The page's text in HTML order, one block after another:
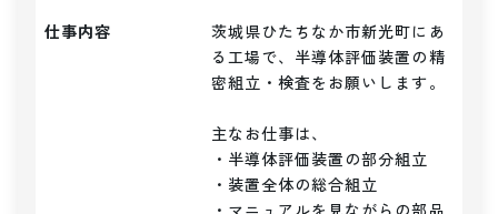
仕事内容
茨城県ひたちなか市新光町にあ
る工場で、半導体評価装置の精
密組立・検査をお願いします。
主なお仕事は、
・半導体評価装置の部分組立
・装置全体の総合組立
・マニュアルを見ながらの部品